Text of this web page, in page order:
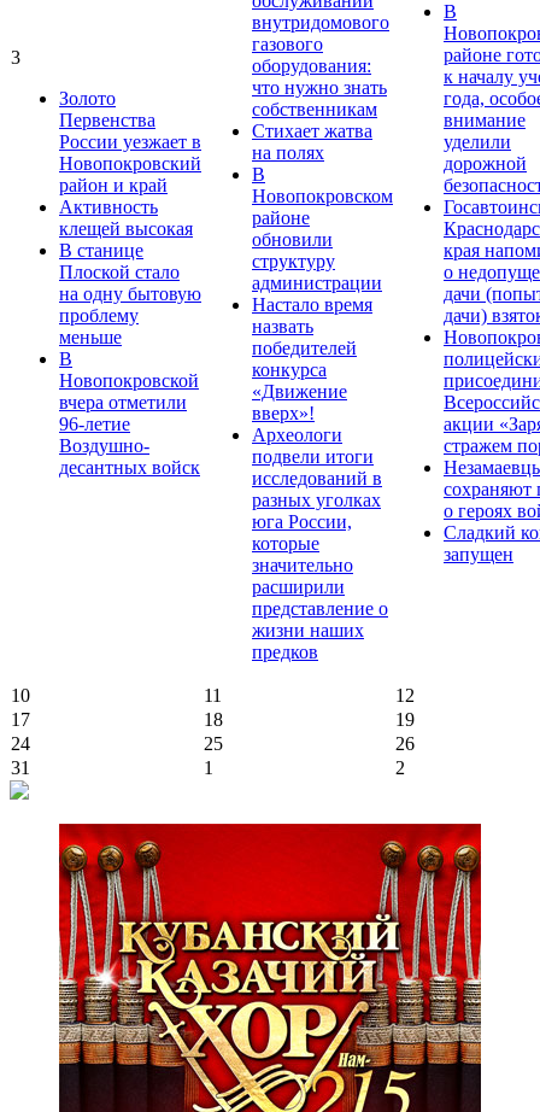
3
Золото
Первенства
России уезжает в
Новопокровский
район и край
Активность
клещей высокая
В станице
Плоской стало
на одну бытовую
проблему
меньше
В
Новопокровской
вчера отметили
96-летие
Воздушно-
десантных войск
внутридомового
газового
оборудования:
что нужно знать
собственникам
Стихает жатва
на полях
В
Новопокровском
районе
обновили
структуру
администрации
Настало время
назвать
победителей
конкурса
«Движение
вверх»!
Археологи
подвели итоги
исследований в
разных уголках
юга России,
которые
значительно
расширили
представление о
жизни наших
предков
В
районе
к началу
года,
внимание
уделили
дорожной
края
о
дачи
дачи)
акции
стражем
сохраняют
о героях
Сладкий
запущен
10 11
12
17
18
19
24
25
26
31
1 2